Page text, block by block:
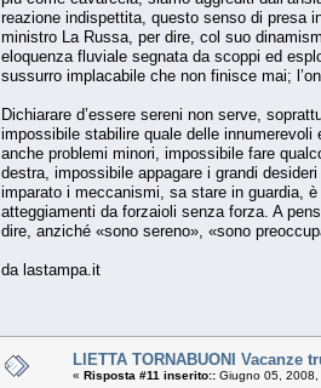
reazione indispettita, questo senso di presa
ministro La Russa, per dire, col suo
eloquenza fluviale segnata da scoppi ed
sussurro implacabile che non finisce mai;
Dichiarare d’essere sereni non serve,
impossibile stabilire quale delle
anche problemi minori, impossibile fare
destra, impossibile appagare i grandi
imparato i meccanismi, sa stare in guardia,
atteggiamenti da forzaioli senza forza. A
dire, anziché «sono sereno», «sono
da lastampa.it
LIETTA TORNABUONI Vacanze
« Risposta #11 inserito:: Giugno 05,